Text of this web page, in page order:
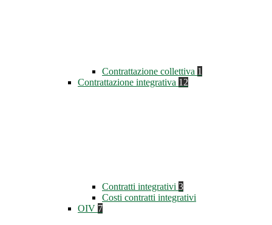
Contrattazione collettiva 1
Contrattazione integrativa 12
Contratti integrativi 3
Costi contratti integrativi
OIV 7